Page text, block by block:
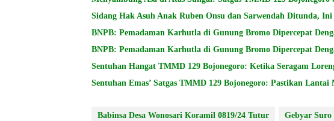
Sidang Hak Asuh Anak Ruben Onsu dan Sarwendah Ditunda, Ini
BNPB: Pemadaman
BNPB: Pemadaman
Sentuhan Hangat TMMD 129 Bojonegoro: Ketika Seragam
Sentuhan Emas’ Satgas TMMD 129 Bojonegoro: Pastikan Lantai
Babinsa Desa Wonosari Koramil 0819/24 Tutur Gebyar Suro